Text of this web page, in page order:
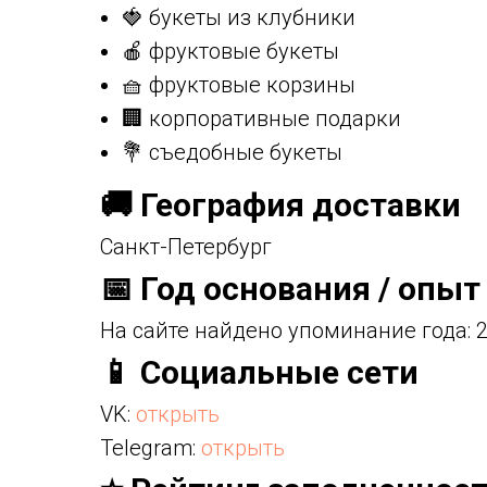
🍓 букеты из клубники
🍎 фруктовые букеты
🧺 фруктовые корзины
🏢 корпоративные подарки
💐 съедобные букеты
🚚 География доставки
Санкт-Петербург
📅 Год основания / опыт
На сайте найдено упоминание года:
📱 Социальные сети
VK: открыть
Telegram: открыть